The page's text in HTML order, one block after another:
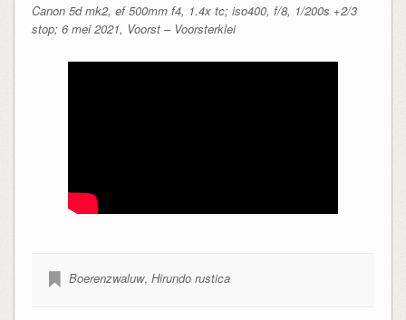
Canon 5d mk2, ef 500mm f4, 1.4x tc; iso400, f/8, 1/200s +2/3
stop; 6 mei 2021, Voorst – Voorsterklei
Boerenzwaluw, Hirundo rustica